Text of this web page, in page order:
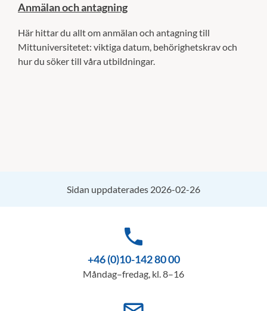
Anmälan och antagning
Här hittar du allt om anmälan och antagning till
Mittuniversitetet: viktiga datum, behörighetskrav och
hur du söker till våra utbildningar.
Sidan uppdaterades 2026-02-26
phone
+46 (0)10-142 80 00
Måndag–fredag, kl. 8–16